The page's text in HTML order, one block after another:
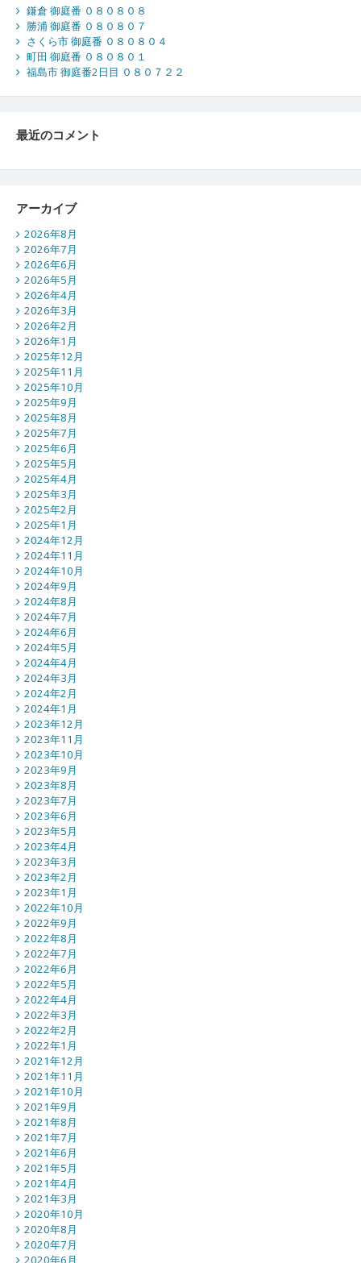
鎌倉 御庭番 ０８０８０８
勝浦 御庭番 ０８０８０７
さくら市 御庭番 ０８０８０４
町田 御庭番 ０８０８０１
福島市 御庭番2日目 ０８０７２２
最近のコメント
アーカイブ
2026年8月
2026年7月
2026年6月
2026年5月
2026年4月
2026年3月
2026年2月
2026年1月
2025年12月
2025年11月
2025年10月
2025年9月
2025年8月
2025年7月
2025年6月
2025年5月
2025年4月
2025年3月
2025年2月
2025年1月
2024年12月
2024年11月
2024年10月
2024年9月
2024年8月
2024年7月
2024年6月
2024年5月
2024年4月
2024年3月
2024年2月
2024年1月
2023年12月
2023年11月
2023年10月
2023年9月
2023年8月
2023年7月
2023年6月
2023年5月
2023年4月
2023年3月
2023年2月
2023年1月
2022年10月
2022年9月
2022年8月
2022年7月
2022年6月
2022年5月
2022年4月
2022年3月
2022年2月
2022年1月
2021年12月
2021年11月
2021年10月
2021年9月
2021年8月
2021年7月
2021年6月
2021年5月
2021年4月
2021年3月
2020年10月
2020年8月
2020年7月
2020年6月